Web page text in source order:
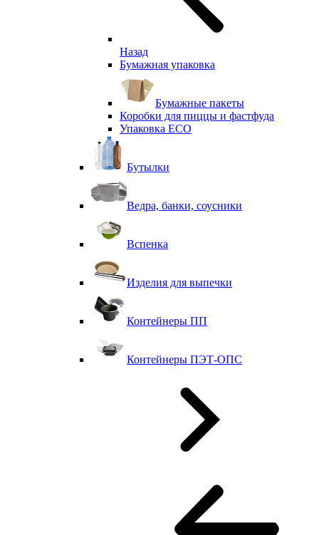
Назад
Бумажная упаковка
Бумажные пакеты
Коробки для пиццы и фастфуда
Упаковка ECO
Бутылки
Ведра, банки, соусники
Вспенка
Изделия для выпечки
Контейнеры ПП
Контейнеры ПЭТ-ОПС